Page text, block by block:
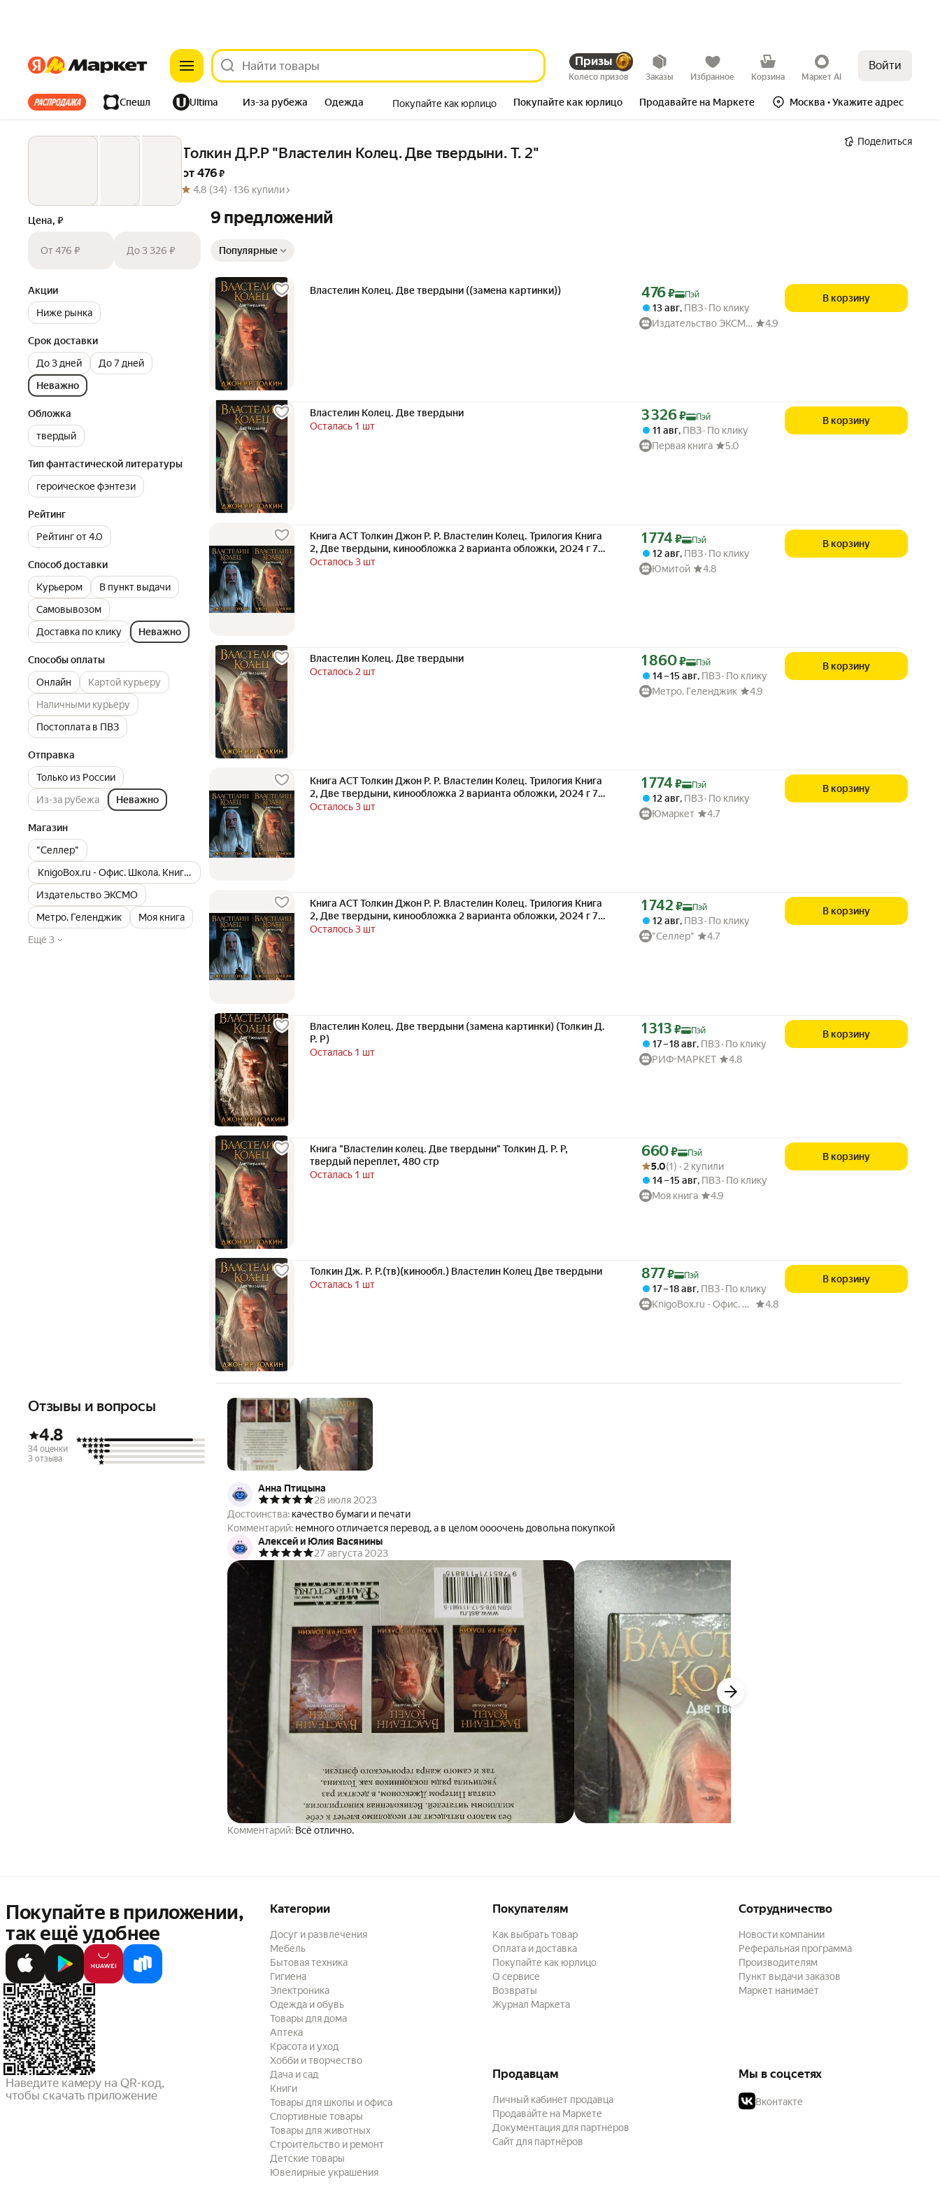
ЯндексЯндекс Призы
Колесо призов Заказы Избранное Корзина Маркет AI
Войти
Все хиты Спешл Ultima Из-за рубежа Одежда
Дом Ремонт Детям Красота
Покупайте как юрлицо Покупайте как юрлицо Продавайте на Маркете Москва • Укажите адрес
Толкин Д.Р.Р "Властелин Колец. Две твердыни. Т. 2"
от 476 ₽
4.8 (34) ·136 купили
Поделиться
Цена, ₽
От 476 ₽ До 3 326 ₽
Акции
Ниже рынка
Срок доставки
До 3 дней
До 7 дней
Неважно
Обложка
твердый
Тип фантастической литературы
героическое фэнтези
Рейтинг
Рейтинг от 4.0
Способ доставки
Курьером
В пункт выдачи
Самовывозом
Доставка по клику
Неважно
Способы оплаты
Онлайн
Картой курьеру
Наличными курьеру
Постоплата в ПВЗ
Отправка
Только из России
Из-за рубежа
Неважно
Магазин
"Селлер"
KnigoBox.ru - Офис. Школа. Книги. Дом
Издательство ЭКСМО
Метро. Геленджик
Моя книга
Ещё 3
9 предложений
Популярные
Властелин Колец. Две твердыни ((замена картинки)) Цена с картой Яндекс Пэй 476 ₽ вместо
476₽ Пэй
13 авг, ПВЗ По клику
Издательство ЭКСМО
4.9
В корзину
Властелин Колец. Две твердыни
Осталась 1 шт
Цена с картой Яндекс Пэй 3326 ₽ вместо
3 326₽ Пэй
11 авг, ПВЗ По клику
Первая книга
5.0
В корзину
Книга АСТ Толкин Джон Р. Р. Властелин Колец. Трилогия Книга
2, Две твердыни, кинообложка 2 варианта обложки, 2024 г 7Б,
480 стр
Осталось 3 шт
Цена с картой Яндекс Пэй 1774 ₽ вместо
1 774 ₽ Пэй
12 авг, ПВЗ По клику
Юмитой
4.8
В корзину
Властелин Колец. Две твердыни
Осталось 2 шт
Цена с картой Яндекс Пэй 1860 ₽ вместо
1 860₽ Пэй
14 – 15 авг, ПВЗ По клику
Метро. Геленджик
4.9
В корзину
Книга АСТ Толкин Джон Р. Р. Властелин Колец. Трилогия Книга
2, Две твердыни, кинообложка 2 варианта обложки, 2024 г 7Б,
480 стр
Осталось 3 шт
Цена с картой Яндекс Пэй 1774 ₽ вместо
1 774 ₽ Пэй
12 авг, ПВЗ По клику
Юмаркет
4.7
В корзину
Книга АСТ Толкин Джон Р. Р. Властелин Колец. Трилогия Книга
2, Две твердыни, кинообложка 2 варианта обложки, 2024 г 7Б,
480 стр
Осталось 3 шт
Цена с картой Яндекс Пэй 1742 ₽ вместо
1 742 ₽ Пэй
12 авг, ПВЗ По клику
"Селлер"
4.7
В корзину
Властелин Колец. Две твердыни (замена картинки) (Толкин Д.
Р. Р)
Осталась 1 шт
Цена с картой Яндекс Пэй 1313 ₽ вместо
1 313 ₽ Пэй
17 – 18 авг, ПВЗ По клику
РИФ-МАРКЕТ
4.8
В корзину
Книга "Властелин колец. Две твердыни" Толкин Д. Р. Р,
твердый переплет, 480 стр
Осталась 1 шт
Цена с картой Яндекс Пэй 660 ₽ вместо
660₽
Пэй
Рейтинг товара: 5.0 из 5
Оценок: (1) · 2 купили
5.0(1) · 2 купили
14 – 15 авг, ПВЗ По клику
Моя книга
4.9
В корзину
Толкин Дж. Р. Р.(тв)(кинообл.) Властелин Колец Две твердыни
Осталась 1 шт
Цена с картой Яндекс Пэй 877 ₽ вместо
877₽ Пэй
17 – 18 авг, ПВЗ По клику
KnigoBox.ru - Офис. Школа. Книги. Дом
4.8
В корзину
Отзывы и вопросы
4.8
34 оценки
3 отзыва
Анна Птицына
28 июля 2023
Достоинства: качество бумаги и печати
Комментарий: немного отличается перевод, а в целом оооочень довольна покупкой
Алексей и Юлия Васянины
27 августа 2023
Комментарий: Всё отлично.
Покупайте в приложении,
так ещё удобнее
Наведите камеру на QR-код,
чтобы скачать приложение
Категории
Досуг и развлечения
Мебель
Бытовая техника
Гигиена
Электроника
Одежда и обувь
Товары для дома
Аптека
Красота и уход
Хобби и творчество
Дача и сад
Книги
Товары для школы и офиса
Спортивные товары
Товары для животных
Строительство и ремонт
Детские товары
Ювелирные украшения
Покупателям
Как выбрать товар
Оплата и доставка
Покупайте как юрлицо
О сервисе
Возвраты
Журнал Маркета
Сотрудничество
Новости компании
Реферальная программа
Производителям
Пункт выдачи заказов
Маркет нанимает
Продавцам
Личный кабинет продавца
Продавайте на Маркете
Документация для партнёров
Сайт для партнёров
Мы в соцсетях
Вконтакте